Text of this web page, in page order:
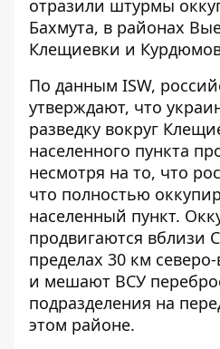
отразили штурмы
Бахмута, в районах
Клещиевки и
По данным ISW,
утверждают, что
разведку вокруг
населенного пункта
несмотря на то, что
что полностью
населенный пункт.
продвигаются вблизи
пределах 30 км
и мешают ВСУ
подразделения на
этом районе.